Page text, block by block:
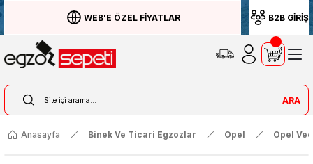
WEB'E ÖZEL FİYATLAR B2B GİRİŞ
ARA
Anasayfa Binek Ve Ticari Egzozlar Opel Opel